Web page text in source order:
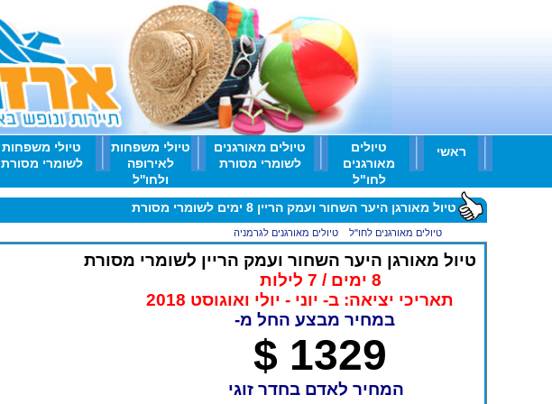
ראשי
טיולים
מאורגנים
לחו"ל
טיולים מאורגנים
לשומרי מסורת
טיולי משפחות
לאירופה
ולחו''ל
טיולי משפחות
לשומרי מסורת
טיול מאורגן היער השחור ועמק הריין 8 ימים לשומרי מסורת
טיולים מאורגנים לחו"ל טיולים מאורגנים לגרמניה
טיול מאורגן היער השחור ועמק הריין לשומרי מסורת
תאריכי יציאה: ב- יוני - יולי ואוגוסט 2018
במחיר מבצע החל מ-
המחיר לאדם בחדר זוגי